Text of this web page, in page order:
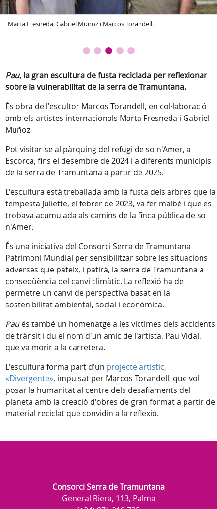
Marta Fresneda, Gabriel Muñoz i Marcos Torandell.
Pau, la gran escultura de fusta reciclada per reflexionar
sobre la vulnerabilitat de la serra de Tramuntana.
És obra de l'escultor Marcos Torandell, en col·laboració
amb els artistes internacionals Marta Fresneda i Gabriel
Muñoz.
Pot visitar-se al pàrquing del refugi de so n'Amer, a
Escorca, fins el desembre de 2024 i a diferents municipis
de la serra de Tramuntana a partir de 2025.
L'escultura està treballada amb la fusta dels arbres que la
tempesta Juliette, el febrer de 2023, va fer malbé i que es
trobava acumulada als camins de la finca pública de so
n'Amer.
És una iniciativa del Consorci Serra de Tramuntana
Patrimoni Mundial per sensibilitzar sobre les situacions
adverses que pateix, i patirà, la serra de Tramuntana a
conseqüència del canvi climàtic. La reflexió ha de
permetre un canvi de perspectiva basat en la
sostenibilitat ambiental, social i econòmica.
Paués també un homenatge a les víctimes dels accidents
de trànsit i du el nom d'un amic de l'artista, Pau Vidal,
que va morir a la carretera.
L'escultura forma part d'un projecte artístic,
«Divergente», impulsat per Marcos Torandell, que vol
posar la humanitat al centre dels desafiaments del
planeta amb la creació d'obres de gran format a partir de
material reciclat que convidin a la reflexió.
Consorci Serra de Tramuntana
General Riera, 113, Palma